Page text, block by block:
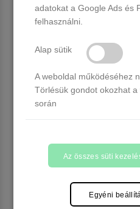
Leoldó csipesz 10 db
Több, mint 20 db raktáron
adatokat a Google Ads és
felhasználni.
Alap sütik
A weboldal működéséhez
Törlésük gondot okozhat
során
Az összes süti
Egyéni